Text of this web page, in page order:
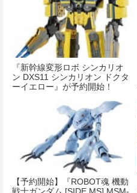
『新幹線変形ロボ シンカリオ
ン DXS11 シンカリオン ドクタ
ーイエロー』が予約開始！
【予約開始】『ROBOT魂 機動